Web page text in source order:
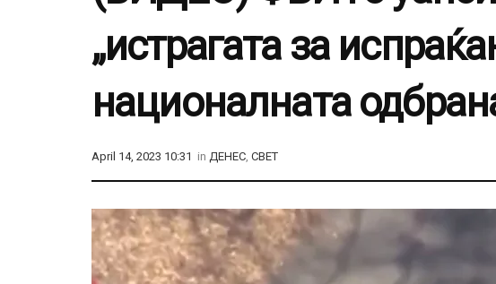
„истрагата за
националната
April 14, 2023 10:31 in ДЕНЕС, СВЕТ